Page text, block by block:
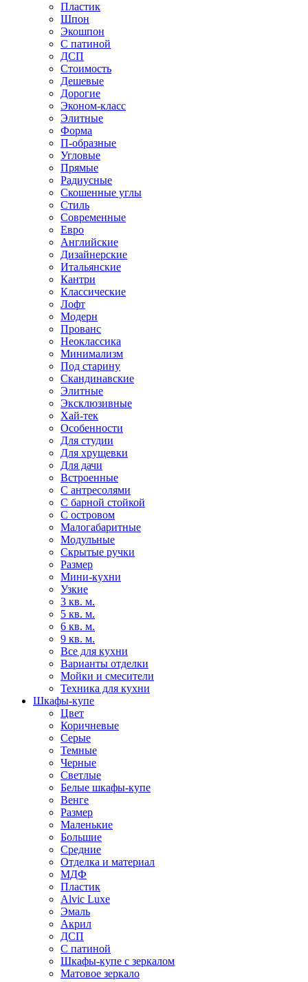
Пластик
Шпон
Экошпон
С патиной
ДСП
Стоимость
Дешевые
Дорогие
Эконом-класс
Элитные
Форма
П-образные
Угловые
Прямые
Радиусные
Скошенные углы
Стиль
Современные
Евро
Английские
Дизайнерские
Итальянские
Кантри
Классические
Лофт
Модерн
Прованс
Неоклассика
Минимализм
Под старину
Скандинавские
Элитные
Эксклюзивные
Хай-тек
Особенности
Для студии
Для хрущевки
Для дачи
Встроенные
С антресолями
С барной стойкой
С островом
Малогабаритные
Модульные
Скрытые ручки
Размер
Мини-кухни
Узкие
3 кв. м.
5 кв. м.
6 кв. м.
9 кв. м.
Все для кухни
Варианты отделки
Мойки и смесители
Техника для кухни
Шкафы-купе
Цвет
Коричневые
Серые
Темные
Черные
Светлые
Белые шкафы-купе
Венге
Размер
Маленькие
Большие
Средние
Отделка и материал
МДФ
Пластик
Alvic Luxe
Эмаль
Акрил
ДСП
С патиной
Шкафы-купе с зеркалом
Матовое зеркало